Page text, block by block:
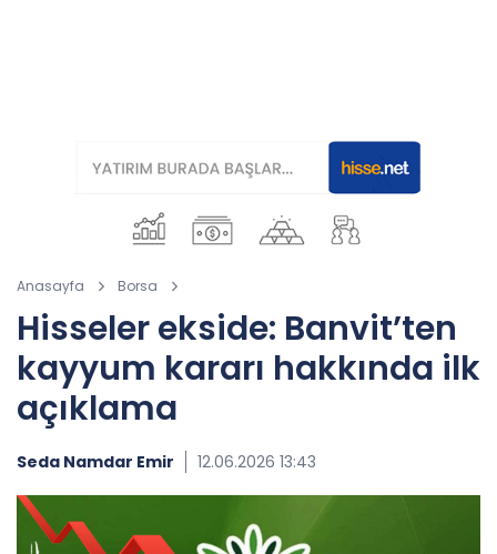
Anasayfa Borsa
Hisseler ekside: Banvit’ten
kayyum kararı hakkında ilk
açıklama
Seda Namdar Emir 12.06.2026 13:43